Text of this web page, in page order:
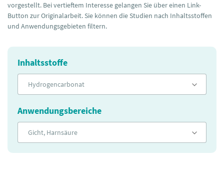
vorgestellt. Bei vertieftem Interesse gelangen Sie über einen Link-
Button zur Originalarbeit. Sie können die Studien nach Inhaltsstoffen
und Anwendungsgebieten filtern.
Inhaltsstoffe
Hydrogencarbonat
Anwendungsbereiche
Gicht, Harnsäure